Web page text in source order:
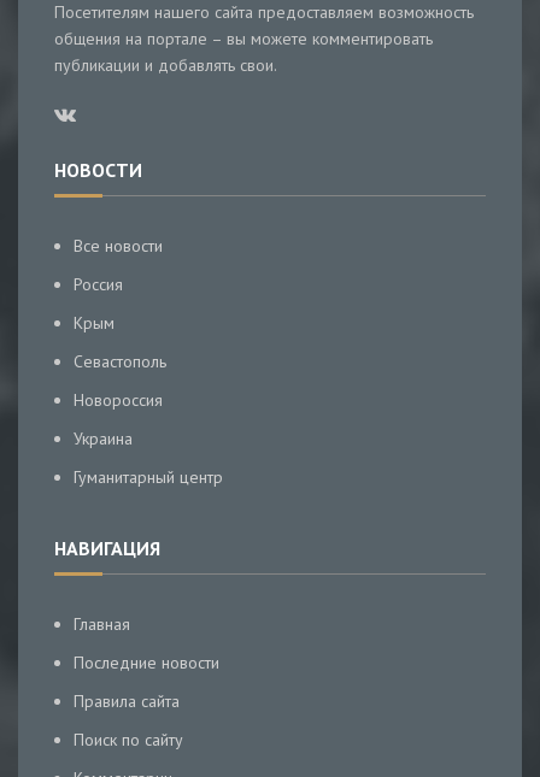
Посетителям нашего сайта предоставляем возможность
общения на портале – вы можете комментировать
публикации и добавлять свои.
НОВОСТИ
Все новости
Россия
Крым
Севастополь
Новороссия
Украина
Гуманитарный центр
НАВИГАЦИЯ
Главная
Последние новости
Правила сайта
Поиск по сайту